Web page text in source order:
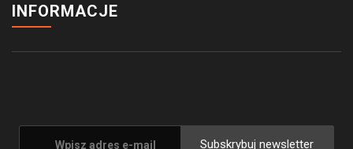
INFORMACJE
Subskrybuj newsletter